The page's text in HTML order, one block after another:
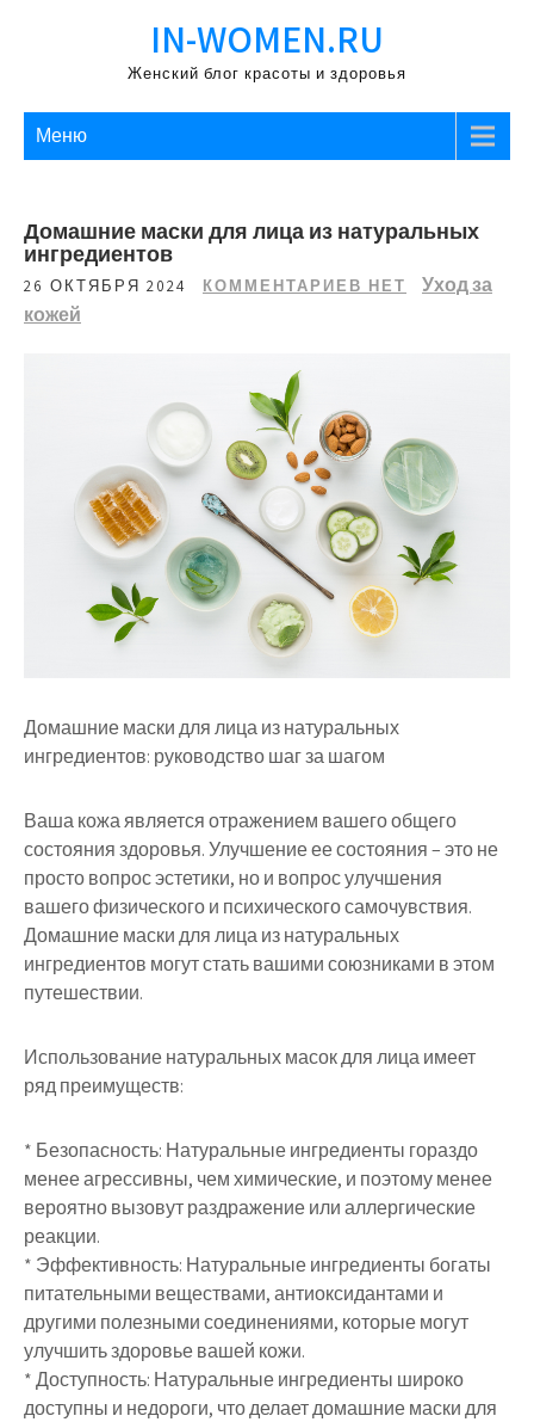
IN-WOMEN.RU
Женский блог красоты и здоровья
Меню
Домашние маски для лица из натуральных
ингредиентов
26 ОКТЯБРЯ 2024 КОММЕНТАРИЕВ НЕТ
Уход за
кожей
Домашние маски для лица из натуральных
ингредиентов: руководство шаг за шагом
Ваша кожа является отражением вашего общего
состояния здоровья. Улучшение ее состояния – это не
просто вопрос эстетики, но и вопрос улучшения
вашего физического и психического самочувствия.
Домашние маски для лица из натуральных
ингредиентов могут стать вашими союзниками в этом
путешествии.
Использование натуральных масок для лица имеет
ряд преимуществ:
* Безопасность: Натуральные ингредиенты гораздо
менее агрессивны, чем химические, и поэтому менее
вероятно вызовут раздражение или аллергические
реакции.
* Эффективность: Натуральные ингредиенты богаты
питательными веществами, антиоксидантами и
другими полезными соединениями, которые могут
улучшить здоровье вашей кожи.
* Доступность: Натуральные ингредиенты широко
доступны и недороги, что делает домашние маски для